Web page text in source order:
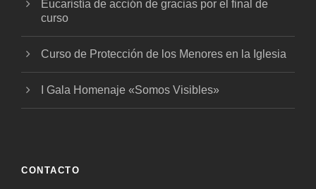
Eucaristía de acción de gracias por el final de
curso
Curso de Protección de los Menores en la Iglesia
I Gala Homenaje «Somos Visibles»
CONTACTO